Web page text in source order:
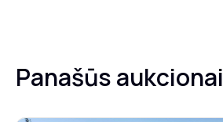
Panašūs aukcionai